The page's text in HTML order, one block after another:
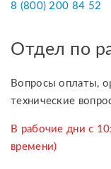
8 (800) 200 84 52
Отдел по
Вопросы оплаты,
технические
В рабочие дни с
времени)